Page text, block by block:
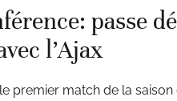
passe
l’Ajax
premier match de la saison